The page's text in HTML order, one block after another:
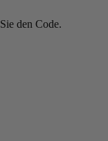
den Code.